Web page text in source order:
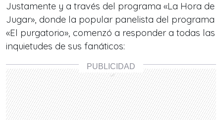
Justamente y a través del programa «La Hora de
Jugar», donde la popular panelista del programa
«El purgatorio», comenzó a responder a todas las
inquietudes de sus fanáticos: